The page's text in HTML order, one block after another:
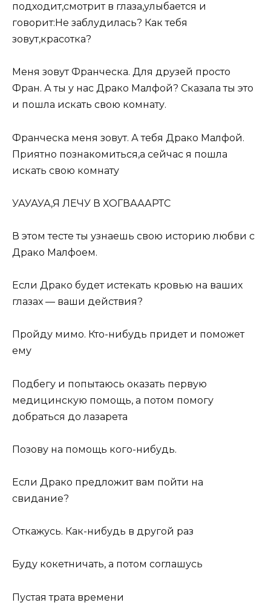
подходит,смотрит в глаза,улыбается и
говорит:Не заблудилась? Как тебя
зовут,красотка?
Меня зовут Франческа. Для друзей просто
Фран. А ты у нас Драко Малфой? Сказала ты это
и пошла искать свою комнату.
Франческа меня зовут. А тебя Драко Малфой.
Приятно познакомиться,а сейчас я пошла
искать свою комнату
УАУАУА,Я ЛЕЧУ В ХОГВАААРТС
В этом тесте ты узнаешь свою историю любви с
Драко Малфоем.
Если Драко будет истекать кровью на ваших
глазах — ваши действия?
Пройду мимо. Кто-нибудь придет и поможет
ему
Подбегу и попытаюсь оказать первую
медицинскую помощь, а потом помогу
добраться до лазарета
Позову на помощь кого-нибудь.
Если Драко предложит вам пойти на
свидание?
Откажусь. Как-нибудь в другой раз
Буду кокетничать, а потом соглашусь
Пустая трата времени